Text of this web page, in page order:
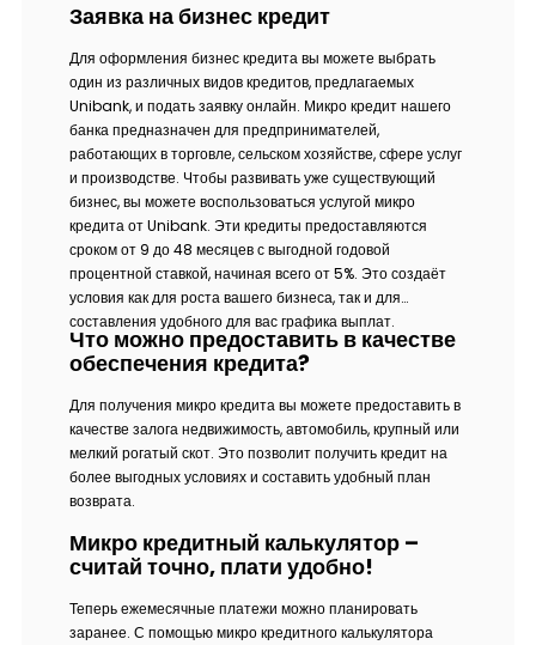
Заявка на бизнес кредит
Для оформления бизнес кредита вы можете выбрать
один из различных видов кредитов, предлагаемых
Unibank, и подать заявку онлайн. Микро кредит нашего
банка предназначен для предпринимателей,
работающих в торговле, сельском хозяйстве, сфере услуг
и производстве. Чтобы развивать уже существующий
бизнес, вы можете воспользоваться услугой микро
кредита от Unibank. Эти кредиты предоставляются
сроком от 9 до 48 месяцев с выгодной годовой
процентной ставкой, начиная всего от 5%. Это создаёт
условия как для роста вашего бизнеса, так и для
составления удобного для вас графика выплат.
Что можно предоставить в качестве
обеспечения кредита?
Для получения микро кредита вы можете предоставить в
качестве залога недвижимость, автомобиль, крупный или
мелкий рогатый скот. Это позволит получить кредит на
более выгодных условиях и составить удобный план
возврата.
Микро кредитный калькулятор –
считай точно, плати удобно!
Теперь ежемесячные платежи можно планировать
заранее. С помощью микро кредитного калькулятора